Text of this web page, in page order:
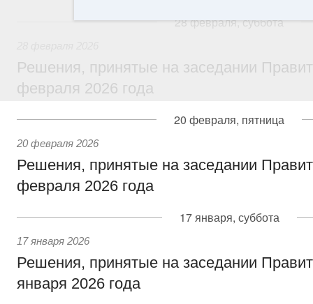
28 февраля, суббота
Решения, принятые на заседании
февраля 2026 года
20 февраля, пятница
20 февраля 2026
Решения, принятые на заседании
февраля 2026 года
17 января, суббота
17 января 2026
Решения, принятые на заседании
января 2026 года